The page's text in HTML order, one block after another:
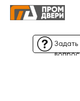
Задать
вопрос
Задать
вопрос